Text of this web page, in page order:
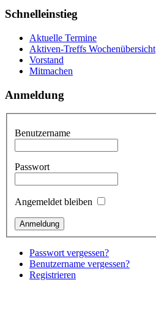
Schnelleinstieg
Aktuelle Termine
Aktiven-Treffs Wochenübersicht
Vorstand
Mitmachen
Anmeldung
Benutzername
Passwort
Angemeldet bleiben
Passwort vergessen?
Benutzername vergessen?
Registrieren